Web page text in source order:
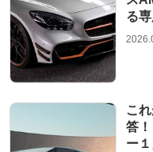
る
こ
答
ー